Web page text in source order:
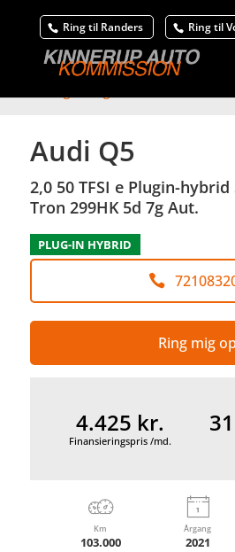
Ring til Randers Ring til
Audi Q5
2,0 50 TFSI e Plugin-
Tron 299HK 5d 7g Aut.
PLUG-IN HYBRID
Ring mig op
4.425 kr.
Finansieringspris /md.
Km
103.000
Årgang
2021